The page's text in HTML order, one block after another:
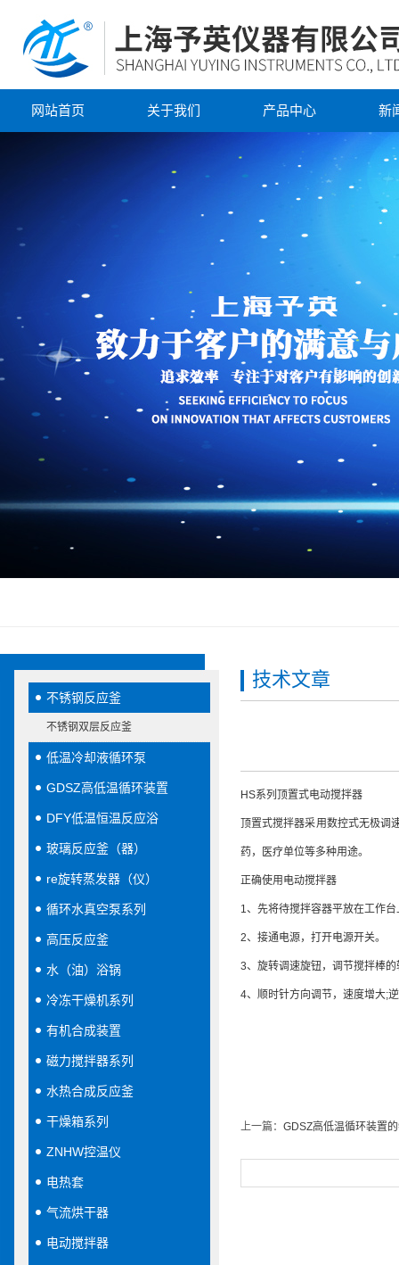
网站首页 关于我们 产品中心 新
不锈钢反应釜
不锈钢双层反应釜
低温冷却液循环泵
GDSZ高低温循环装置
DFY低温恒温反应浴
玻璃反应釜（器）
re旋转蒸发器（仪）
循环水真空泵系列
高压反应釜
水（油）浴锅
冷冻干燥机系列
有机合成装置
磁力搅拌器系列
水热合成反应釜
干燥箱系列
ZNHW控温仪
电热套
气流烘干器
电动搅拌器
技术文章
HS系列顶置式电动搅拌器
顶置式搅拌器采用数控式无极
药，医疗单位等多种用途。
正确使用电动搅拌器
1、 先将待搅拌容器平放在工作
2、接通电源，打开电源开关。
3、旋转调速旋钮，调节搅拌棒的
4、顺时针方向调节，速度增大;
上一篇： GDSZ高低温循环装置